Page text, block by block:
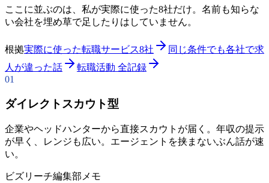
ここに並ぶのは、私が実際に使った8社だけ。名前も知らな
い会社を埋め草で足したりはしていません。
根拠実際に使った転職サービス8社
同じ条件でも各社で求
人が違った話
転職活動 全記録
01
ダイレクトスカウト型
企業やヘッドハンターから直接スカウトが届く。年収の提示
が早く、レンジも広い。エージェントを挟まないぶん話が速
い。
ビズリーチ編集部メモ